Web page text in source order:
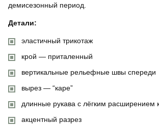
демисезонный период.
Детали:
эластичный трикотаж
крой — приталенный
вертикальные рельефные швы спереди
вырез — “каре”
длинные рукава с лёгким расширением
акцентный разрез